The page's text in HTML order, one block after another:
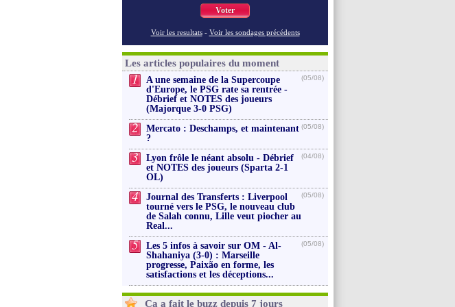
Voter
Voir les resultats - Voir les sondages précédents
Les articles populaires du moment
1
A une semaine de la Supercoupe
d'Europe, le PSG rate sa rentrée -
Débrief et NOTES des joueurs
(Majorque 3-0 PSG)
(05/08)
2
Mercato : Deschamps, et maintenant
?
(05/08)
3
Lyon frôle le néant absolu - Débrief
et NOTES des joueurs (Sparta 2-1
OL)
(04/08)
4
Journal des Transferts : Liverpool
tourné vers le PSG, le nouveau club
de Salah connu, Lille veut piocher au
Real...
(05/08)
5
Les 5 infos à savoir sur OM - Al-
Shahaniya (3-0) : Marseille
progresse, Paixão en forme, les
satisfactions et les déceptions...
(05/08)
Ça a fait le buzz depuis 7 jours